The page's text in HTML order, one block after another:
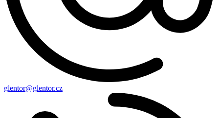
glentor@glentor.cz